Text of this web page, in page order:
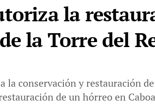
la
la Torre del
la conservación y restauración
de un hórreo en